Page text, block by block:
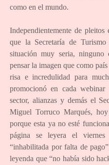
como en el mundo.
Independientemente de
que la Secretaría de
situación muy seria,
pensar la imagen que como
risa e incredulidad para
promocionó en cada
sector, alianzas y demás el
Miguel Torruco Marqués,
porque esta ya no esté
página se leyera el
“inhabilitada por falta de
leyenda que “no había sido